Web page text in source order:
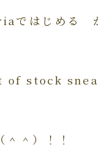
ではじめる
of stock
＾＾）！！